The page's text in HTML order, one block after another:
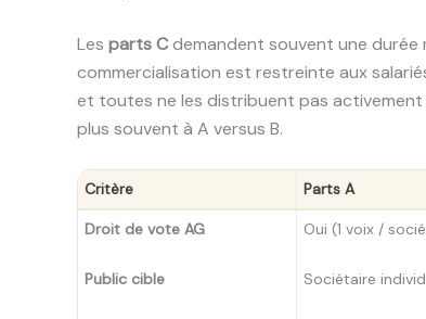
Les parts Cdemandent souvent une durée
commercialisation est restreinte aux
et toutes ne les distribuent pas activement
plus souvent à A versus B.
Critère Parts A
Droit de vote AG Oui (1 voix /
Public cible Sociétaire